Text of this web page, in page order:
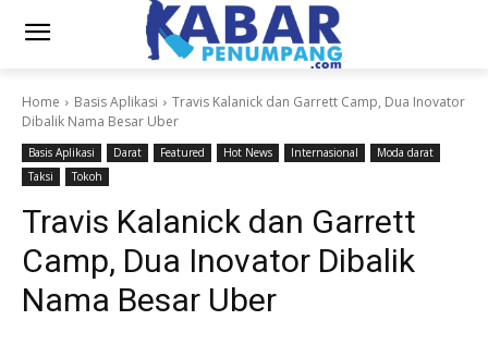
Home Basis Aplikasi
Travis Kalanick dan Garrett Camp, Dua Inovator
Dibalik Nama Besar Uber
Basis Aplikasi Darat Featured Hot News Internasional
Moda darat
Taksi
Tokoh
Travis Kalanick dan Garrett
Camp, Dua Inovator Dibalik
Nama Besar Uber